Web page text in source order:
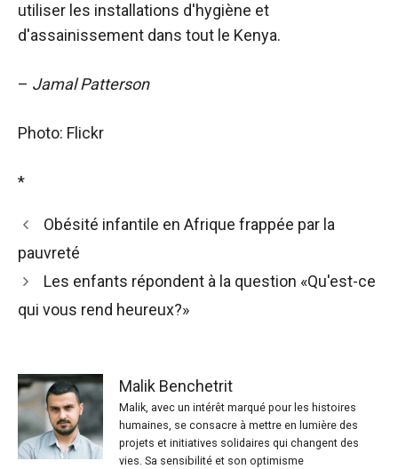
utiliser les installations d'hygiène et
d'assainissement dans tout le Kenya.
– Jamal Patterson
Photo: Flickr
*
Obésité infantile en Afrique frappée par la
pauvreté
Les enfants répondent à la question «Qu'est-ce
qui vous rend heureux?»
Malik Benchetrit
Malik, avec un intérêt marqué pour les histoires
humaines, se consacre à mettre en lumière des
projets et initiatives solidaires qui changent des
vies. Sa sensibilité et son optimisme